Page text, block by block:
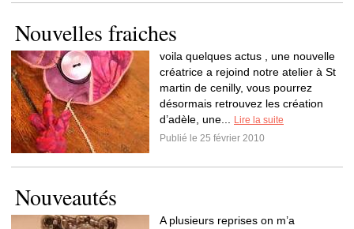
Nouvelles fraiches
voila quelques actus , une nouvelle
créatrice a rejoind notre atelier à St
martin de cenilly, vous pourrez
désormais retrouvez les création
d’adèle, une...
Lire la suite
Publié le 25 février 2010
Nouveautés
A plusieurs reprises on m’a